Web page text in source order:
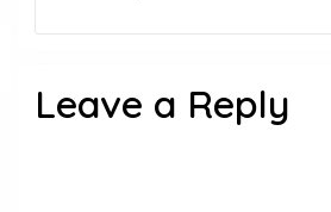
Leave a Reply